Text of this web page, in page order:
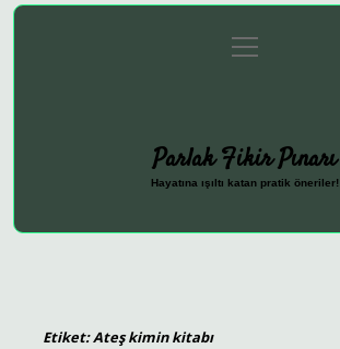
Gizlilik Politikası
menüyü
aç
Parlak Fikir Pınarı
Hayatına ışıltı katan pratik öneriler!
Etiket:Ateş kimin kitabı